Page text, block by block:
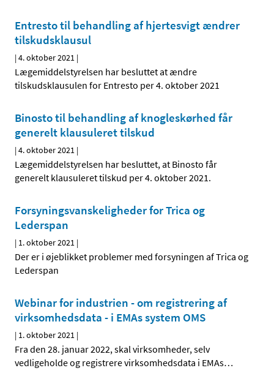
Entresto til behandling af hjertesvigt ændrer
tilskudsklausul
|4. oktober 2021 |
Lægemiddelstyrelsen har besluttet at ændre
tilskudsklausulen for Entresto per 4. oktober 2021
Binosto til behandling af knogleskørhed får
generelt klausuleret tilskud
|4. oktober 2021 |
Lægemiddelstyrelsen har besluttet, at Binosto får
generelt klausuleret tilskud per 4. oktober 2021.
Forsyningsvanskeligheder for Trica og
Lederspan
| 1. oktober 2021 |
Der er i øjeblikket problemer med forsyningen af Trica og
Lederspan
Webinar for industrien - om registrering af
virksomhedsdata - i EMAs system OMS
| 1. oktober 2021 |
Fra den 28. januar 2022, skal virksomheder, selv
vedligeholde og registrere virksomhedsdata i EMAs…